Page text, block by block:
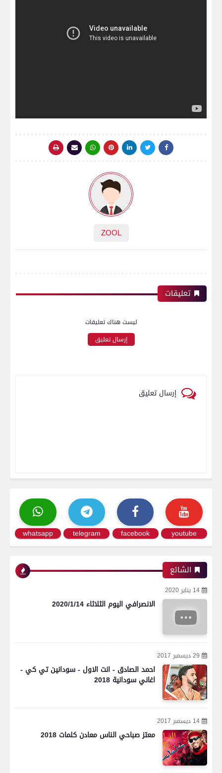
ZOOL
تعليقات
ليست هناك تعليقات
إرسال تعليق
إرسال تعليق
youtube
facebook
telegram
whatsapp
الشائع
14 يناير 2020
الانصرافي اليوم الثلاثاء 2020/1/14
29 ديسمبر 2017
احمد الصادق - انت الاول - سودانين تي كي -
اغاني سودانية 2018
14 ديسمبر 2017
معتز صباحي الناس معادن كلمات 2018